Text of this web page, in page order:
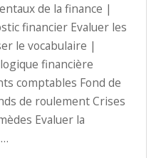
de la finance |
financier Evaluer les
le vocabulaire |
financière
comptables Fond de
de roulement Crises
Evaluer la